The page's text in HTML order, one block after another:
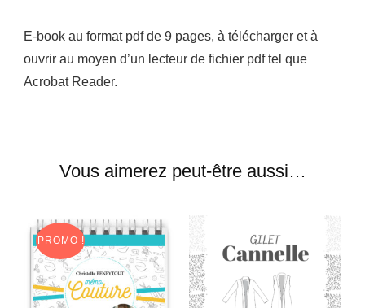
E-book au format pdf de 9 pages, à télécharger et à
ouvrir au moyen d’un lecteur de fichier pdf tel que
Acrobat Reader.
Vous aimerez peut-être aussi…
PROMO !